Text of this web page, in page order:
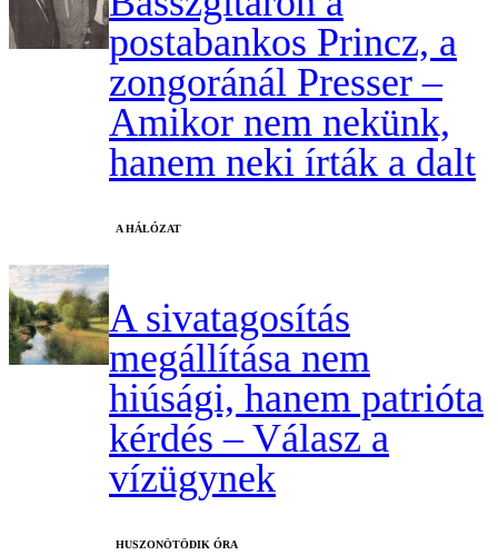
postabankos Princz, a
zongoránál Presser –
Amikor nem nekünk,
hanem neki írták a dalt
A HÁLÓZAT
A sivatagosítás
megállítása nem
hiúsági, hanem patrióta
kérdés – Válasz a
vízügynek
HUSZONÖTÖDIK ÓRA